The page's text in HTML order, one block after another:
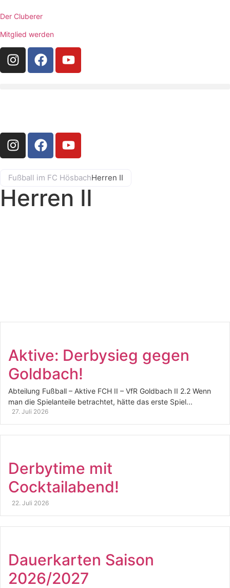
Der Cluberer
Mitglied werden
Fußball im FC HösbachHerren II
Herren II
Aktive: Derbysieg gegen
Goldbach!
Abteilung Fußball – Aktive FCH II – VfR Goldbach II 2.2 Wenn
man die Spielanteile betrachtet, hätte das erste Spiel...
27. Juli 2026
Derbytime mit
Cocktailabend!
22. Juli 2026
Dauerkarten Saison
2026/2027